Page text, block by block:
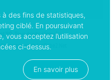
Tous droits réservés
Generated with IceCube2.Net
à des fins de statistiques,
ciblé. En poursuivant
vous acceptez l’utilisation
ci-dessus.
En savoir plus